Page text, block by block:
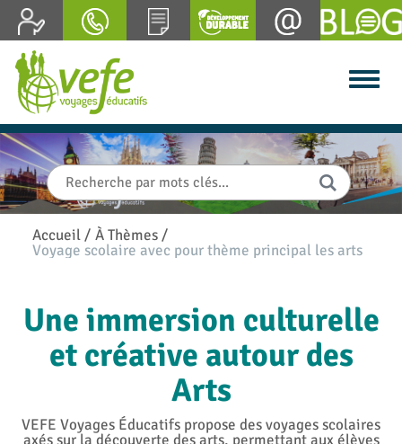
Accueil/ À Thèmes/
Voyage scolaire avec pour thème principal les arts
Une immersion culturelle
et créative autour des
Arts
VEFE Voyages Éducatifs propose des voyages scolaires
axés sur la découverte des arts, permettant aux élèves